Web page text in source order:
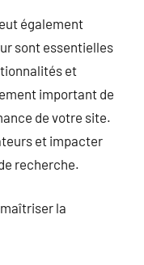
également
sont essentielles
et
important de
de votre site.
et impacter
recherche.
la